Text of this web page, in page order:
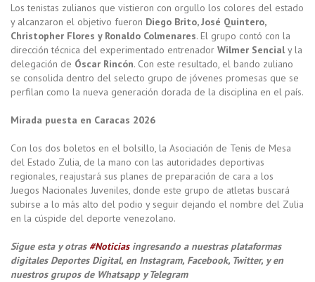
Los tenistas zulianos que vistieron con orgullo los colores del estado
y alcanzaron el objetivo fueron Diego Brito, José Quintero,
Christopher Flores y Ronaldo Colmenares. El grupo contó con la
dirección técnica del experimentado entrenador Wilmer Sencialy la
delegación de Óscar Rincón. Con este resultado, el bando zuliano
se consolida dentro del selecto grupo de jóvenes promesas que se
perfilan como la nueva generación dorada de la disciplina en el país.
Mirada puesta en Caracas 2026
Con los dos boletos en el bolsillo, la Asociación de Tenis de Mesa
del Estado Zulia, de la mano con las autoridades deportivas
regionales, reajustará sus planes de preparación de cara a los
Juegos Nacionales Juveniles, donde este grupo de atletas buscará
subirse a lo más alto del podio y seguir dejando el nombre del Zulia
en la cúspide del deporte venezolano.
Sigue esta y otras #Noticiasingresando a nuestras plataformas
digitales Deportes Digital, en Instagram, Facebook, Twitter, y en
nuestros grupos de Whatsapp y Telegram